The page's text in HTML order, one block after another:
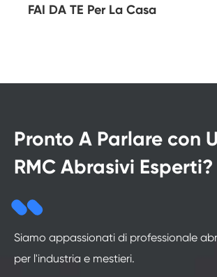
FAI DA TE Per La Casa
Pronto A Parlare con
RMC Abrasivi Esperti?
Siamo appassionati di professionale
per l'industria e mestieri.